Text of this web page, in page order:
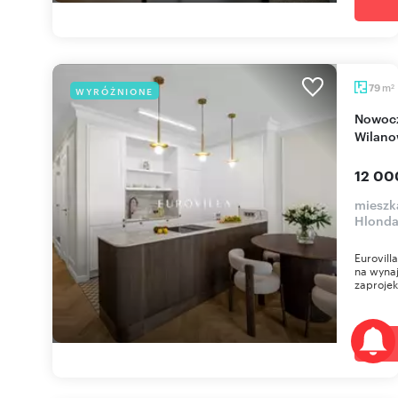
WYRÓŻNIONE 79 m2
Nowoczesny apartament 79 m² z ogródkami w
12
Hlonda
na